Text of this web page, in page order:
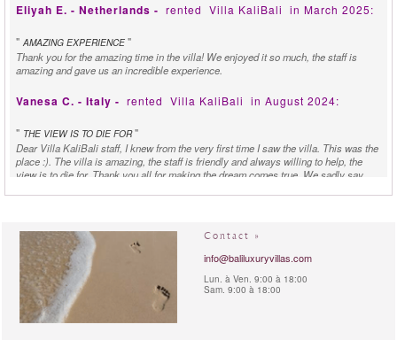
Eliyah E. - Netherlands - rented Villa KaliBali in March 2025:
" AMAZING EXPERIENCE "
Thank you for the amazing time in the villa! We enjoyed it so much, the staff is
amazing and gave us an incredible experience.
Vanesa C. - Italy - rented Villa KaliBali in August 2024:
" THE VIEW IS TO DIE FOR"
Dear Villa KaliBali staff, I knew from the very first time I saw the villa. This was the
place :). The villa is amazing, the staff is friendly and always willing to help, the
view is to die for. Thank you all for making the dream comes true. We sadly say
November 2023:
" CLIMAX WAS AT KALI BALI
We had an amazing month in Bali for our honeymoon but the climax was at Kali
Bali. Was the best time ever. We had a mini reunion with our family (The Brays)
here and it made it extra special. Biggest highlight of our stay here is the amazing
staff Adi and Team are exceptional!!! the service was spectacular, the food was
Contact »
info@baliluxuryvillas.com
Lun. à Ven. 9:00 à 18:00
Sam. 9:00 à 18:00